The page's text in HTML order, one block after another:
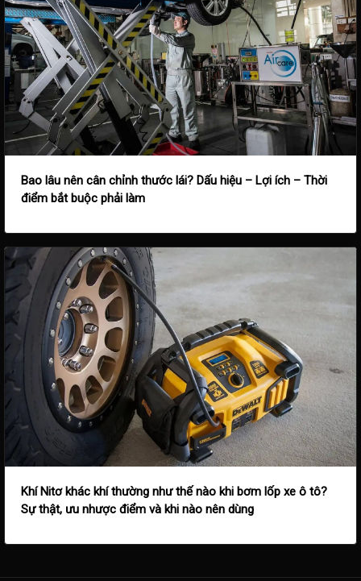
Bao lâu nên cân chỉnh thước lái? Dấu hiệu – Lợi ích – Thời
điểm bắt buộc phải làm
Khí Nitơ khác khí thường như thế nào khi bơm lốp xe ô tô?
Sự thật, ưu nhược điểm và khi nào nên dùng